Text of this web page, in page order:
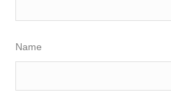
Name